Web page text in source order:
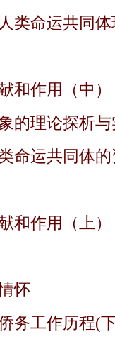
类命运共同
和作用（中）
的理论探析
命运共同体
和作用（上）
怀
务工作历程(